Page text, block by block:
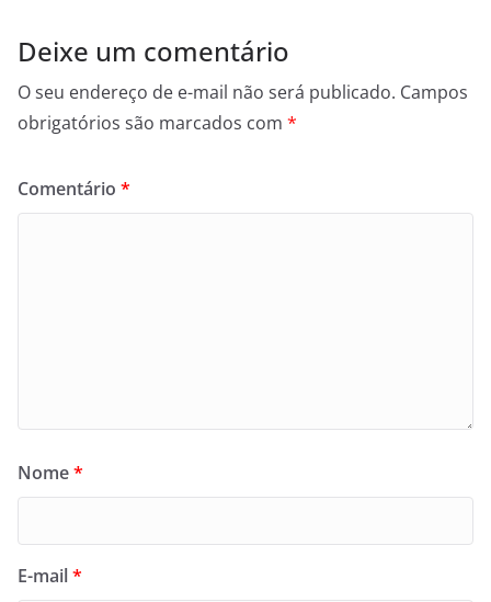
Deixe um comentário
O seu endereço de e-mail não será publicado. Campos
obrigatórios são marcados com *
Comentário *
Nome*
E-mail*